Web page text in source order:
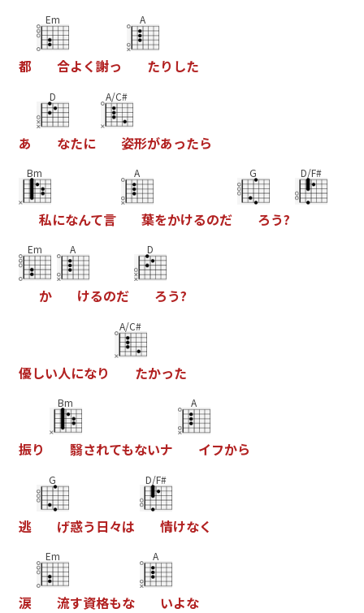
都
Em
合よ く謝っ
A
たり した
あ
D
なたに
A/C#
姿形があったら
Bm
私になんて言
A
葉をかけるのだ
G
ろう?
D/F#
Em
か
A
けるのだ
D
ろう?
優しい人になり
A/C#
たかった
振り
Bm
翳されてもないナ
A
イフから
逃
G
げ惑う 日々は
D/F#
情けなく
涙
Em
流す資格もな
A
いよな